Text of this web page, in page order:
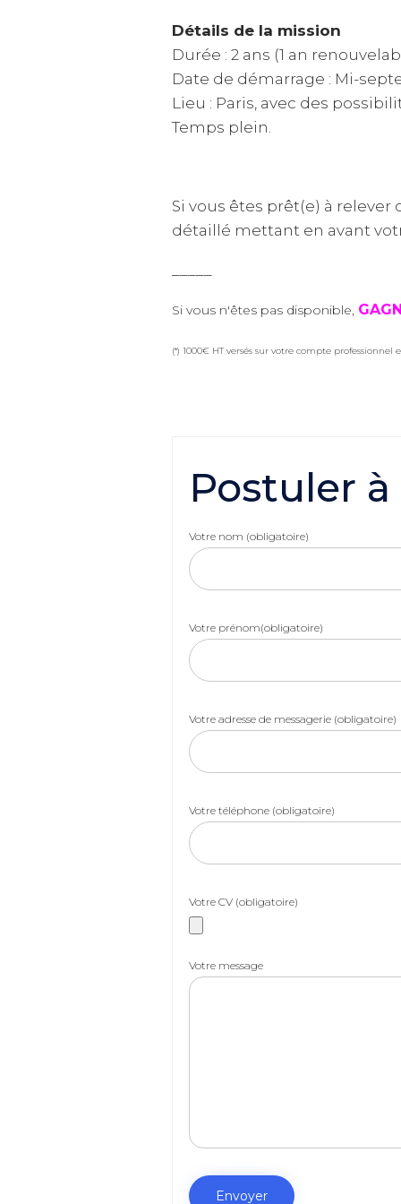
Détails de la mission
Durée : 2 ans (1 an
Date de démarrage : Mi-
Lieu : Paris, avec des
Temps plein.
Si vous êtes prêt(e) à
détaillé mettant en avant
Si vous n'êtes pas disponible,
(*) 1000€ HT versés sur votre compte
Postuler
Votre nom (obligatoire)
Votre prénom(obligatoire)
Votre adresse de messagerie (obligatoire)
Votre téléphone (obligatoire)
Votre CV (obligatoire)
Votre message